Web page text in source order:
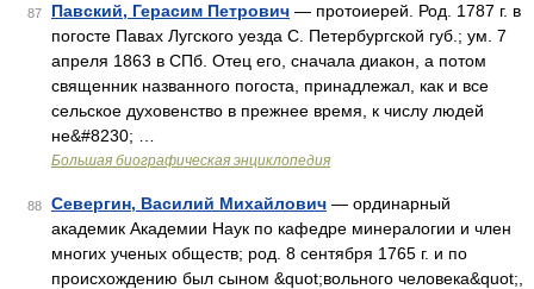
87 Павский, Герасим Петрович — протоиерей. Род. 1787 г. в
погосте Павах Лугского уезда С. Петербургской губ.; ум. 7
апреля 1863 в СПб. Отец его, сначала диакон, а потом
священник названного погоста, принадлежал, как и все
сельское духовенство в прежнее время, к числу людей
не&#8230; …
Большая биографическая энциклопедия
88 Севергин, Василий Михайлович — ординарный
академик Академии Наук по кафедре минералогии и член
многих ученых обществ; род. 8 сентября 1765 г. и по
происхождению был сыном &quot;вольного человека&quot;,